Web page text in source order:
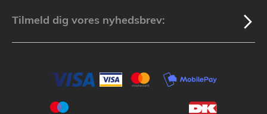
Tilmeld dig vores nyhedsbrev: